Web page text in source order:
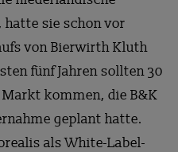
hatte sie schon vor
von Bierwirth Kluth
fünf Jahren sollten 30
kommen, die B&K
geplant hatte.
als White-Label-